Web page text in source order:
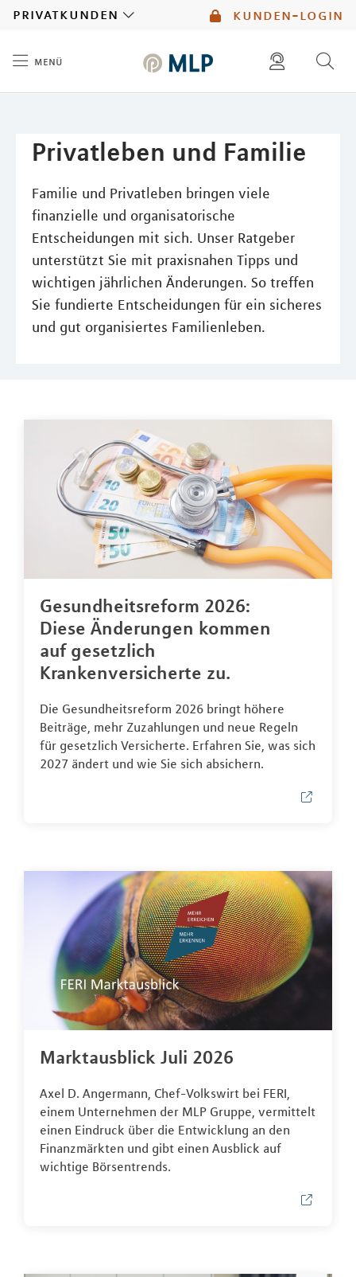
kunden-login
privatkunden
menü
Privatleben und Familie
Familie und Privatleben bringen viele
finanzielle und organisatorische
Entscheidungen mit sich. Unser Ratgeber
unterstützt Sie mit praxisnahen Tipps und
wichtigen jährlichen Änderungen. So treffen
Sie fundierte Entscheidungen für ein sicheres
und gut organisiertes Familienleben.
Gesundheitsreform 2026:
Diese Änderungen kommen
auf gesetzlich
Krankenversicherte zu.
Die Gesundheitsreform 2026 bringt höhere
Beiträge, mehr Zuzahlungen und neue Regeln
für gesetzlich Versicherte. Erfahren Sie, was sich
2027 ändert und wie Sie sich absichern.
Marktausblick Juli 2026
Axel D. Angermann, Chef-Volkswirt bei FERI,
einem Unternehmen der MLP Gruppe, vermittelt
einen Eindruck über die Entwicklung an den
Finanzmärkten und gibt einen Ausblick auf
wichtige Börsentrends.